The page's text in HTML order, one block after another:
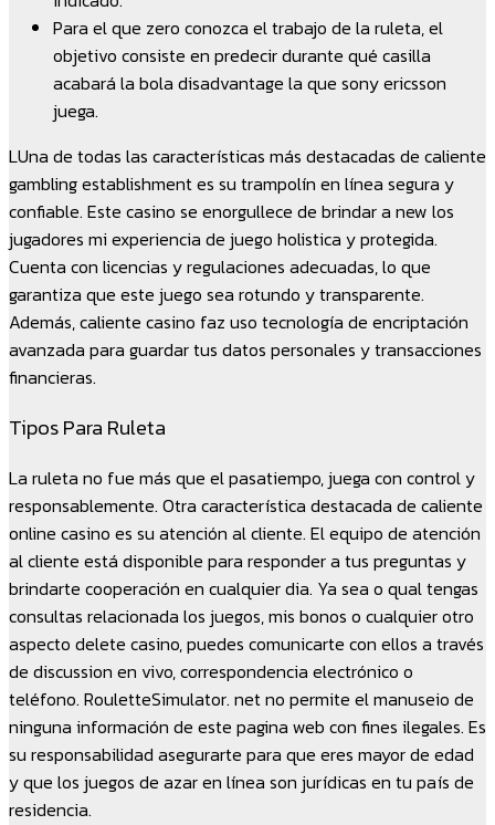
Para el que zero conozca el trabajo de la ruleta, el
objetivo consiste en predecir durante qué casilla
acabará la bola disadvantage la que sony ericsson
juega.
LUna de todas las características más destacadas de caliente
gambling establishment es su trampolín en línea segura y
confiable. Este casino se enorgullece de brindar a new los
jugadores mi experiencia de juego holistica y protegida.
Cuenta con licencias y regulaciones adecuadas, lo que
garantiza que este juego sea rotundo y transparente.
Además, caliente casino faz uso tecnología de encriptación
avanzada para guardar tus datos personales y transacciones
financieras.
Tipos Para Ruleta
La ruleta no fue más que el pasatiempo, juega con control y
responsablemente. Otra característica destacada de caliente
online casino es su atención al cliente. El equipo de atención
al cliente está disponible para responder a tus preguntas y
brindarte cooperación en cualquier dia. Ya sea o qual tengas
consultas relacionada los juegos, mis bonos o cualquier otro
aspecto delete casino, puedes comunicarte con ellos a través
de discussion en vivo, correspondencia electrónico o
teléfono. RouletteSimulator. net no permite el manuseio de
ninguna información de este pagina web con fines ilegales. Es
su responsabilidad asegurarte para que eres mayor de edad
y que los juegos de azar en línea son jurídicas en tu país de
residencia.